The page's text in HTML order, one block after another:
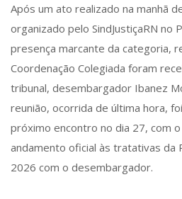
Após um ato realizado na manhã
organizado pelo SindJustiçaRN no
presença marcante da categoria,
Coordenação Colegiada foram
tribunal, desembargador Ibanez
reunião, ocorrida de última hora,
próximo encontro no dia 27, com
andamento oficial às tratativas da
2026 com o desembargador.